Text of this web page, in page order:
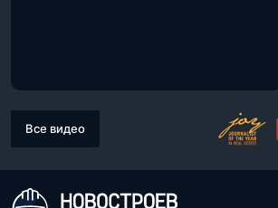
Все видео